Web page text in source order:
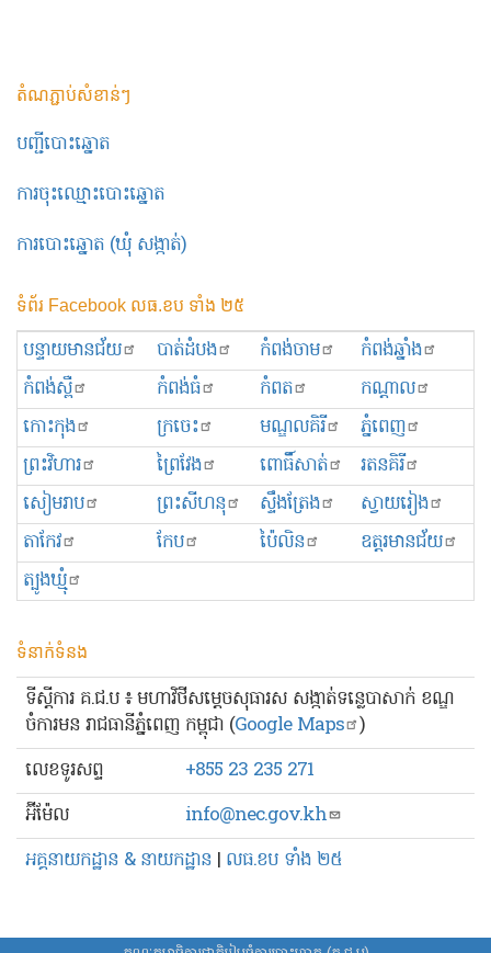
តំណភ្ជាប់សំខាន់ៗ
បញ្ជីបោះឆ្នោត
ការចុះឈ្មោះបោះឆ្នោត
ការបោះឆ្នោត (ឃុំ សង្កាត់)
ទំព័រ Facebook លធ.ខប ទាំង ២៥
បន្ទាយមានជ័យ បាត់ដំបង កំពង់ចាម
កំពង់ឆ្នាំង
កំពង់ស្ពឺ
កំពង់ធំ កំពត
កណ្ដាល
កោះកុង
ក្រចេះ មណ្ឌលគិរី
ភ្នំពេញ
ព្រះ​វិហារ
ព្រៃវែង ពោធិ៍សាត់
រតនគិរី
សៀមរាប
ព្រះសីហនុ ស្ទឹងត្រែង
ស្វាយរៀង
តាកែវ
កែប ប៉ៃលិន
ឧត្ដរមានជ័យ
ត្បូងឃ្មុំ
ទំនាក់ទំនង
ទីស្ដីការ គ.ជ.ប ៖ មហាវិថីសម្ដេចសុធារស សង្កាត់ទន្លេបាសាក់ ខណ្ឌ
ចំការមន រាជធានីភ្នំពេញ កម្ពុជា (Google Maps )
លេខ​ទូរសព្ទ
+855 23 235 271
អ៊ីម៉ែល
info@nec.gov.kh
អគ្គនាយកដ្ឋាន & នាយកដ្ឋាន | លធ.ខប ទាំង ២៥